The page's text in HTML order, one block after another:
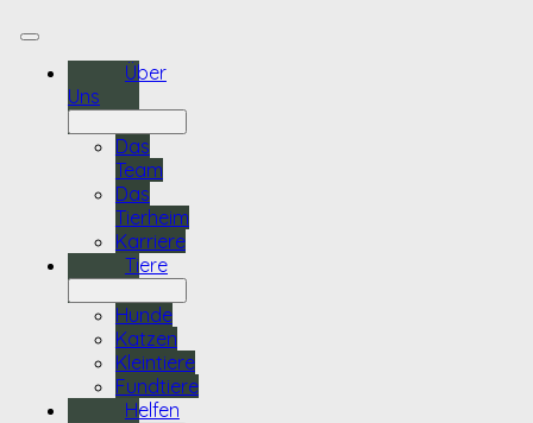
Über
Uns
Das
Team
Das
Tierheim
Karriere
Tiere
Hunde
Katzen
Kleintiere
Fundtiere
Helfen